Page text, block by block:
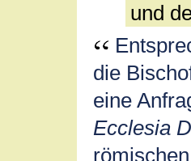
und
die
eine
Ecclesia